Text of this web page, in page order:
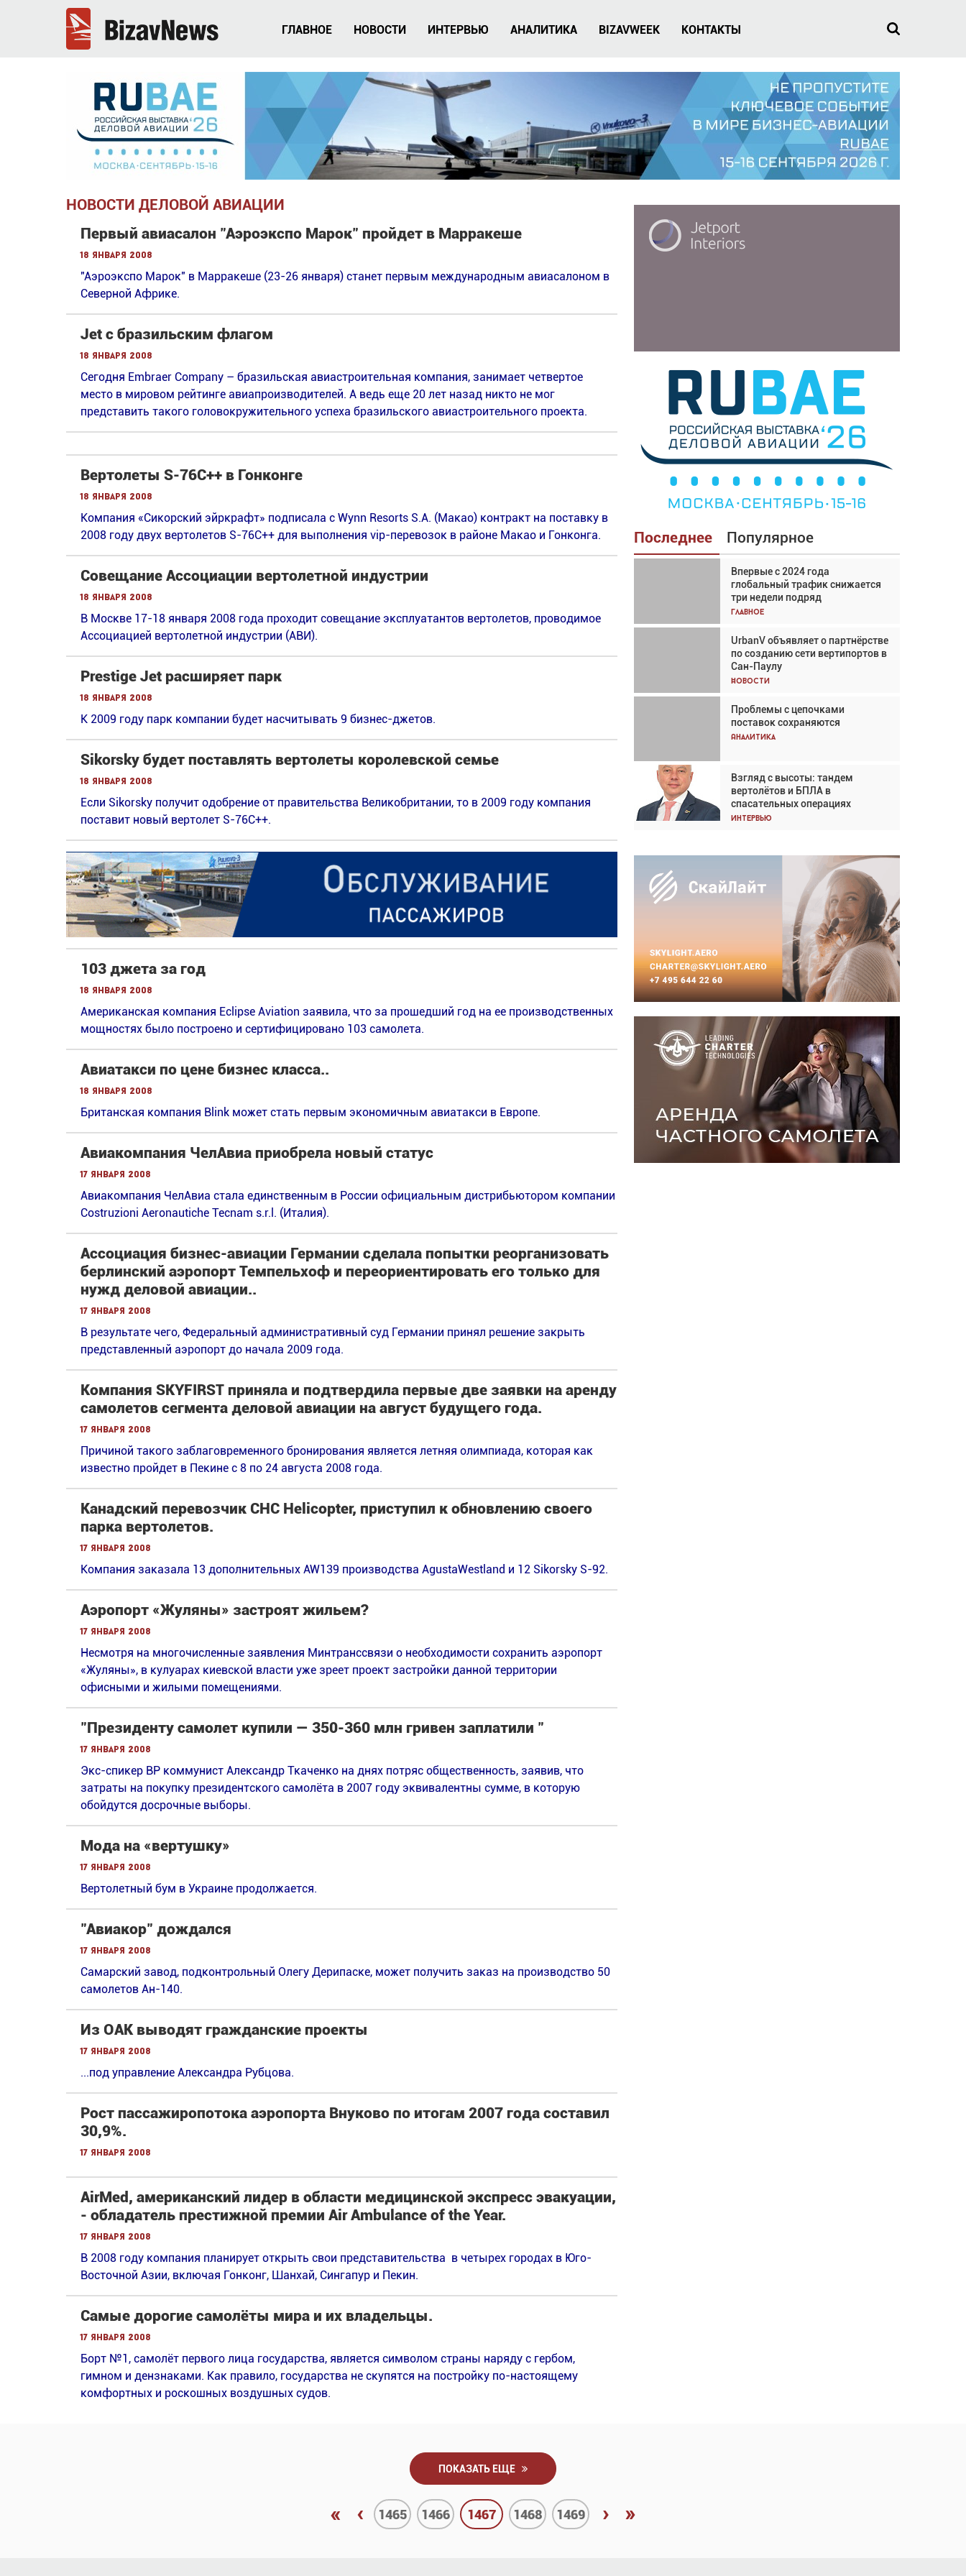
ГЛАВНОЕ НОВОСТИ ИНТЕРВЬЮ АНАЛИТИКА BIZAVWEEK КОНТАКТЫ
НОВОСТИ ДЕЛОВОЙ АВИАЦИИ
Первый авиасалон "Аэроэкспо Марок" пройдет в Марракеше
18 января 2008
"Аэроэкспо Марок" в Марракеше (23-26 января) станет первым международным авиасалоном в
Северной Африке.
Jet с бразильским флагом
18 января 2008
Сегодня Embraer Company – бразильская авиастроительная компания, занимает четвертое
место в мировом рейтинге авиапроизводителей. А ведь еще 20 лет назад никто не мог
представить такого головокружительного успеха бразильского авиастроительного проекта.
Вертолеты S-76C++ в Гонконге
18 января 2008
Компания «Сикорский эйркрафт» подписала с Wynn Resorts S.A. (Макао) контракт на поставку в
2008 году двух вертолетов S-76C++ для выполнения vip-перевозок в районе Макао и Гонконга.
Совещание Ассоциации вертолетной индустрии
18 января 2008
В Москве 17-18 января 2008 года проходит совещание эксплуатантов вертолетов, проводимое
Ассоциацией вертолетной индустрии (АВИ).
Prestige Jet расширяет парк
18 января 2008
К 2009 году парк компании будет насчитывать 9 бизнес-джетов.
Sikorsky будет поставлять вертолеты королевской семье
18 января 2008
Если Sikorsky получит одобрение от правительства Великобритании, то в 2009 году компания
поставит новый вертолет S-76C++.
103 джета за год
18 января 2008
Американская компания Eclipse Aviation заявила, что за прошедший год на ее производственных
мощностях было построено и сертифицировано 103 самолета.
Авиатакси по цене бизнес класса..
18 января 2008
Британская компания Blink может стать первым экономичным авиатакси в Европе.
Авиакомпания ЧелАвиа приобрела новый статус
17 января 2008
Авиакомпания ЧелАвиа стала единственным в России официальным дистрибьютором компании
Costruziоni Aeronautiche Tecnam s.r.l. (Италия).
Ассоциация бизнес-авиации Германии сделала попытки реорганизовать
берлинский аэропорт Темпельхоф и переориентировать его только для
нужд деловой авиации..
17 января 2008
В результате чего, Федеральный административный суд Германии принял решение закрыть
представленный аэропорт до начала 2009 года.
Компания SKYFIRST приняла и подтвердила первые две заявки на аренду
самолетов сегмента деловой авиации на август будущего года.
17 января 2008
Причиной такого заблаговременного бронирования является летняя олимпиада, которая как
известно пройдет в Пекине с 8 по 24 августа 2008 года.
Канадский перевозчик CHC Helicopter, приступил к обновлению своего
парка вертолетов.
17 января 2008
Компания заказала 13 дополнительных AW139 производства AgustaWestland и 12 Sikorsky S-92.
Аэропорт «Жуляны» застроят жильем?
17 января 2008
Несмотря на многочисленные заявления Минтранссвязи о необходимости сохранить аэропорт
«Жуляны», в кулуарах киевской власти уже зреет проект застройки данной территории
офисными и жилыми помещениями.
"Президенту самолет купили — 350-360 млн гривен заплатили "
17 января 2008
Экс-спикер ВР коммунист Александр Ткаченко на днях потряс общественность, заявив, что
затраты на покупку президентского самолёта в 2007 году эквивалентны сумме, в которую
обойдутся досрочные выборы.
Мода на «вертушку»
17 января 2008
Вертолетный бум в Украине продолжается.
"Авиакор" дождался
17 января 2008
Cамарский завод, подконтрольный Олегу Дерипаске, может получить заказ на производство 50
самолетов Ан-140.
Из ОАК выводят гражданские проекты
17 января 2008
...под управление Александра Рубцова.
Рост пассажиропотока аэропорта Внуково по итогам 2007 года составил
30,9%.
17 января 2008
AirMed, американский лидер в области медицинской экспресс эвакуации,
- обладатель престижной премии Air Ambulance of the Year.
17 января 2008
В 2008 году компания планирует открыть свои представительства в четырех городах в Юго-
Восточной Азии, включая Гонконг, Шанхай, Сингапур и Пекин.
Самые дорогие самолёты мира и их владельцы.
17 января 2008
Борт №1, самолёт первого лица государства, является символом страны наряду с гербом,
гимном и дензнаками. Как правило, государства не скупятся на постройку по-настоящему
комфортных и роскошных воздушных судов.
Последнее Популярное
Впервые с 2024 года
глобальный трафик снижается
три недели подряд
Главное
UrbanV объявляет о партнёрстве
по созданию сети вертипортов в
Сан-Паулу
Новости
Проблемы с цепочками
поставок сохраняются
Аналитика
Взгляд с высоты: тандем
вертолётов и БПЛА в
спасательных операциях
Интервью
Взгляд с высоты: тандем
вертолётов и БПЛА в
спасательных операциях
Главное
Авиационный фотограф Дэйв
Кох: «Фотография говорит сама
за себя... а ИИ всё портит»
Новости
Впервые с 2024 года
глобальный трафик снижается
три недели подряд
Частный самолёт – это актив.
Подходите к покупке
соответствующим образом
Интервью
ПОКАЗАТЬ ЕЩЕ
« ‹ 1465 1466 1467 1468 1469 › »